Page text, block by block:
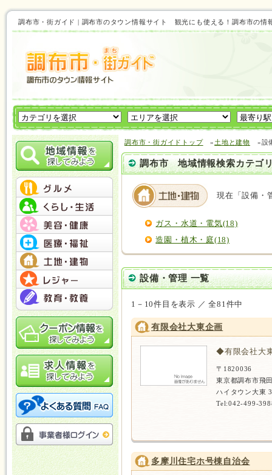
調布市・街ガイド | 調布市のタウン情報サイト 観光にも使える！調布市の
調布市・街ガイドトップ » 土地と建物 »設
調布市 地域情報検索カテゴ
現在「設備・
ガス・水道・電気(18)
造園・植木・庭(18)
設備・管理 一覧
1－10件目を表示 ／ 全81件中
有限会社大東企画
◆有限会社大
〒1820036
東京都調布市飛
ハイタウン大東
Tel:042-499-
多摩川住宅ホ号棟自治会